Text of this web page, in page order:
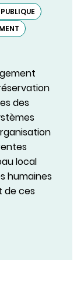
des
local
humaines
de ces